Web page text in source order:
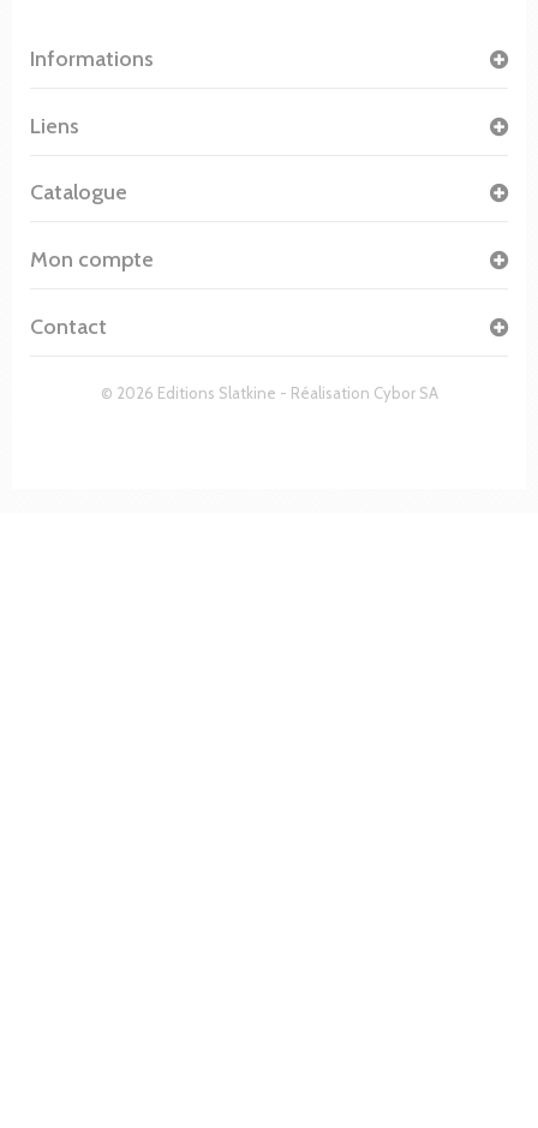
Informations
© 2026 Editions Slatkine - Réalisation Cybor SA
Liens
Catalogue
Mon compte
Contact